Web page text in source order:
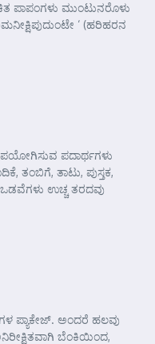
ಮುಂಟುನರೊಳು
‘ (ಹರಿಹರನ
ಪದಾರ್ಥಗಳು
ತಂಬಿಗೆ, ತಾಟು, ಪುಸ್ತಕ,
ಉಚ್ಚ ತರದವು
ಪ್ಯಾಕೇಜ್. ಅಂದರೆ ಹಲವು
ಬೆಂಕಿಯಿಂದ,